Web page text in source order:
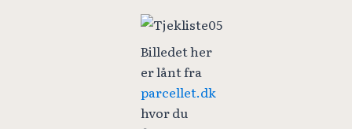
Billedet her
er lånt fra
parcellet.dk
hvor du